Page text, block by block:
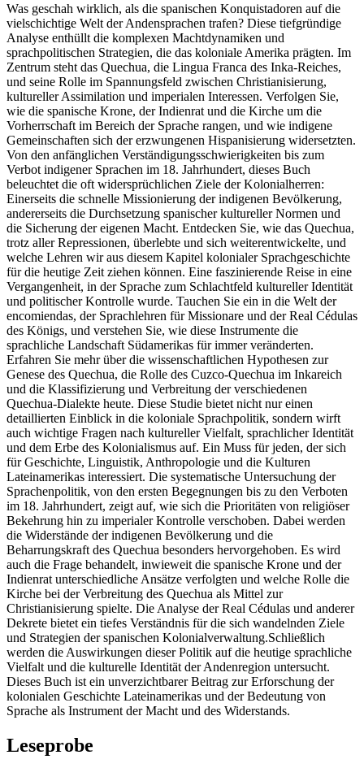
Was geschah wirklich, als die spanischen Konquistadoren auf die
vielschichtige Welt der Andensprachen trafen? Diese tiefgründige
Analyse enthüllt die komplexen Machtdynamiken und
sprachpolitischen Strategien, die das koloniale Amerika prägten. Im
Zentrum steht das Quechua, die Lingua Franca des Inka-Reiches,
und seine Rolle im Spannungsfeld zwischen Christianisierung,
kultureller Assimilation und imperialen Interessen. Verfolgen Sie,
wie die spanische Krone, der Indienrat und die Kirche um die
Vorherrschaft im Bereich der Sprache rangen, und wie indigene
Gemeinschaften sich der erzwungenen Hispanisierung widersetzten.
Von den anfänglichen Verständigungsschwierigkeiten bis zum
Verbot indigener Sprachen im 18. Jahrhundert, dieses Buch
beleuchtet die oft widersprüchlichen Ziele der Kolonialherren:
Einerseits die schnelle Missionierung der indigenen Bevölkerung,
andererseits die Durchsetzung spanischer kultureller Normen und
die Sicherung der eigenen Macht. Entdecken Sie, wie das Quechua,
trotz aller Repressionen, überlebte und sich weiterentwickelte, und
welche Lehren wir aus diesem Kapitel kolonialer Sprachgeschichte
für die heutige Zeit ziehen können. Eine faszinierende Reise in eine
Vergangenheit, in der Sprache zum Schlachtfeld kultureller Identität
und politischer Kontrolle wurde. Tauchen Sie ein in die Welt der
encomiendas, der Sprachlehren für Missionare und der Real Cédulas
des Königs, und verstehen Sie, wie diese Instrumente die
sprachliche Landschaft Südamerikas für immer veränderten.
Erfahren Sie mehr über die wissenschaftlichen Hypothesen zur
Genese des Quechua, die Rolle des Cuzco-Quechua im Inkareich
und die Klassifizierung und Verbreitung der verschiedenen
Quechua-Dialekte heute. Diese Studie bietet nicht nur einen
detaillierten Einblick in die koloniale Sprachpolitik, sondern wirft
auch wichtige Fragen nach kultureller Vielfalt, sprachlicher Identität
und dem Erbe des Kolonialismus auf. Ein Muss für jeden, der sich
für Geschichte, Linguistik, Anthropologie und die Kulturen
Lateinamerikas interessiert. Die systematische Untersuchung der
Sprachenpolitik, von den ersten Begegnungen bis zu den Verboten
im 18. Jahrhundert, zeigt auf, wie sich die Prioritäten von religiöser
Bekehrung hin zu imperialer Kontrolle verschoben. Dabei werden
die Widerstände der indigenen Bevölkerung und die
Beharrungskraft des Quechua besonders hervorgehoben. Es wird
auch die Frage behandelt, inwieweit die spanische Krone und der
Indienrat unterschiedliche Ansätze verfolgten und welche Rolle die
Kirche bei der Verbreitung des Quechua als Mittel zur
Christianisierung spielte. Die Analyse der Real Cédulas und anderer
Dekrete bietet ein tiefes Verständnis für die sich wandelnden Ziele
und Strategien der spanischen Kolonialverwaltung.Schließlich
werden die Auswirkungen dieser Politik auf die heutige sprachliche
Vielfalt und die kulturelle Identität der Andenregion untersucht.
Dieses Buch ist ein unverzichtbarer Beitrag zur Erforschung der
kolonialen Geschichte Lateinamerikas und der Bedeutung von
Sprache als Instrument der Macht und des Widerstands.
Leseprobe